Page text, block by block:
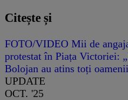
Citește și
FOTO/VIDEO Mii de
protestat în Piața Victoriei:
Bolojan au atins toți
UPDATE
OCT. '25